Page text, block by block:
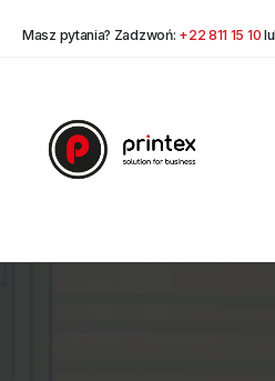
Masz pytania? Zadzwoń: +22 811 15 10